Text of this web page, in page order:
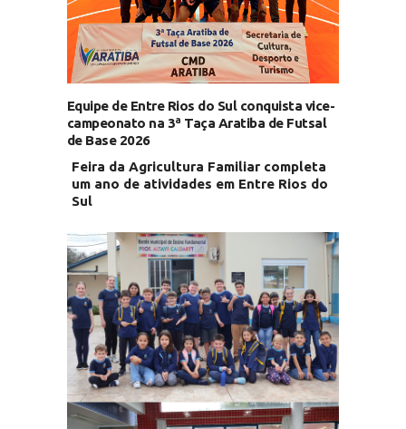
Equipe de Entre Rios do Sul conquista vice-
campeonato na 3ª Taça Aratiba de Futsal
de Base 2026
Feira da Agricultura Familiar completa
um ano de atividades em Entre Rios do
Sul